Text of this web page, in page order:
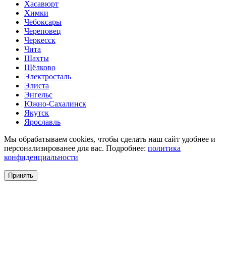
Хасавюрт
Химки
Чебоксары
Череповец
Черкесск
Чита
Шахты
Щёлково
Электросталь
Элиста
Энгельс
Южно-Сахалинск
Якутск
Ярославль
Мы обрабатываем cookies, чтобы сделать наш сайт удобнее и
персонализированее для вас. Подробнее: политика
конфиденциальности
Принять